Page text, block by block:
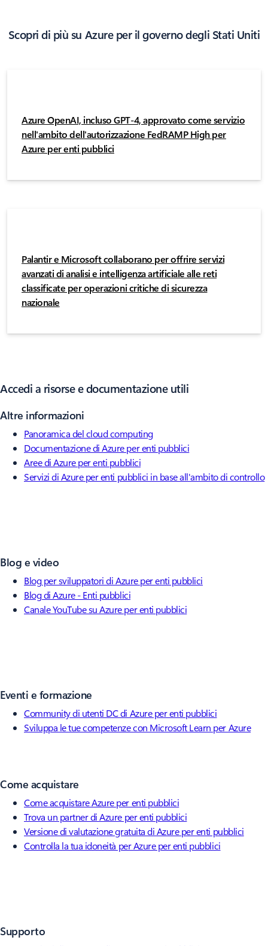
Scopri di più su Azure per il governo degli Stati Uniti
Azure OpenAI, incluso GPT-4, approvato come servizio
nell'ambito dell'autorizzazione FedRAMP High per
Azure per enti pubblici
Palantir e Microsoft collaborano per offrire servizi
avanzati di analisi e intelligenza artificiale alle reti
classificate per operazioni critiche di sicurezza
nazionale
Accedi a risorse e documentazione utili
Altre informazioni
Panoramica del cloud computing
Documentazione di Azure per enti pubblici
Aree di Azure per enti pubblici
Servizi di Azure per enti pubblici in base all'ambito di controllo
Blog e video
Blog per sviluppatori di Azure per enti pubblici
Blog di Azure - Enti pubblici
Canale YouTube su Azure per enti pubblici
Eventi e formazione
Community di utenti DC di Azure per enti pubblici
Sviluppa le tue competenze con Microsoft Learn per Azure
Come acquistare
Come acquistare Azure per enti pubblici
Trova un partner di Azure per enti pubblici
Versione di valutazione gratuita di Azure per enti pubblici
Controlla la tua idoneità per Azure per enti pubblici
Supporto